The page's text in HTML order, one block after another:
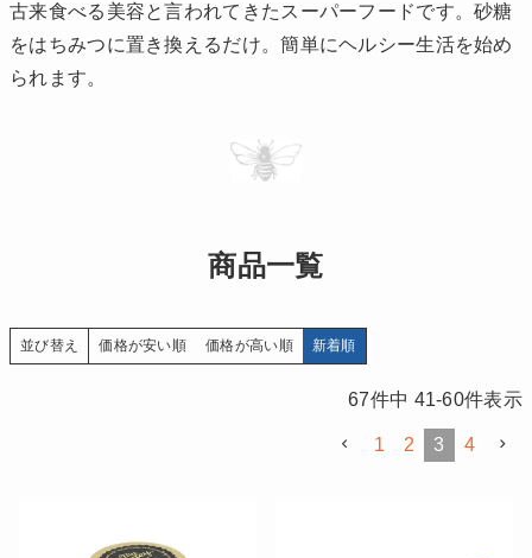
古来食べる美容と言われてきたスーパーフードです。砂糖
をはちみつに置き換えるだけ。簡単にヘルシー生活を始め
られます。
商品一覧
並び替え 価格が安い順 価格が高い順 新着順
67件中 41-60件表示
1 2 3 4